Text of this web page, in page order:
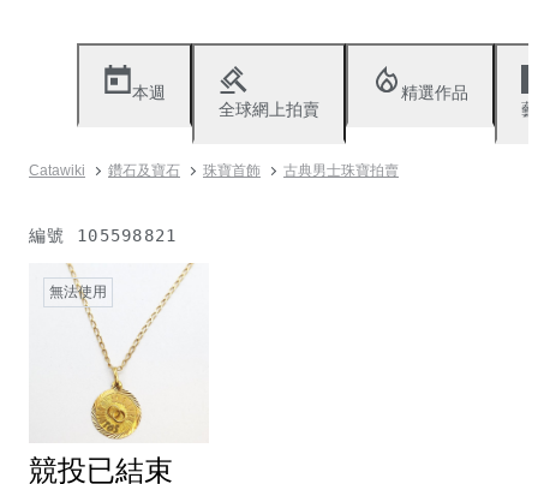
本週
全球網上拍賣
精選作品
Catawiki 鑽石及寶石 珠寶首飾 古典男士珠寶拍賣
編號 105598821
無法使用
競投已結束